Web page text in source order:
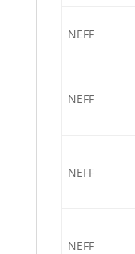
NEFF
NEFF
NEFF
NEFF